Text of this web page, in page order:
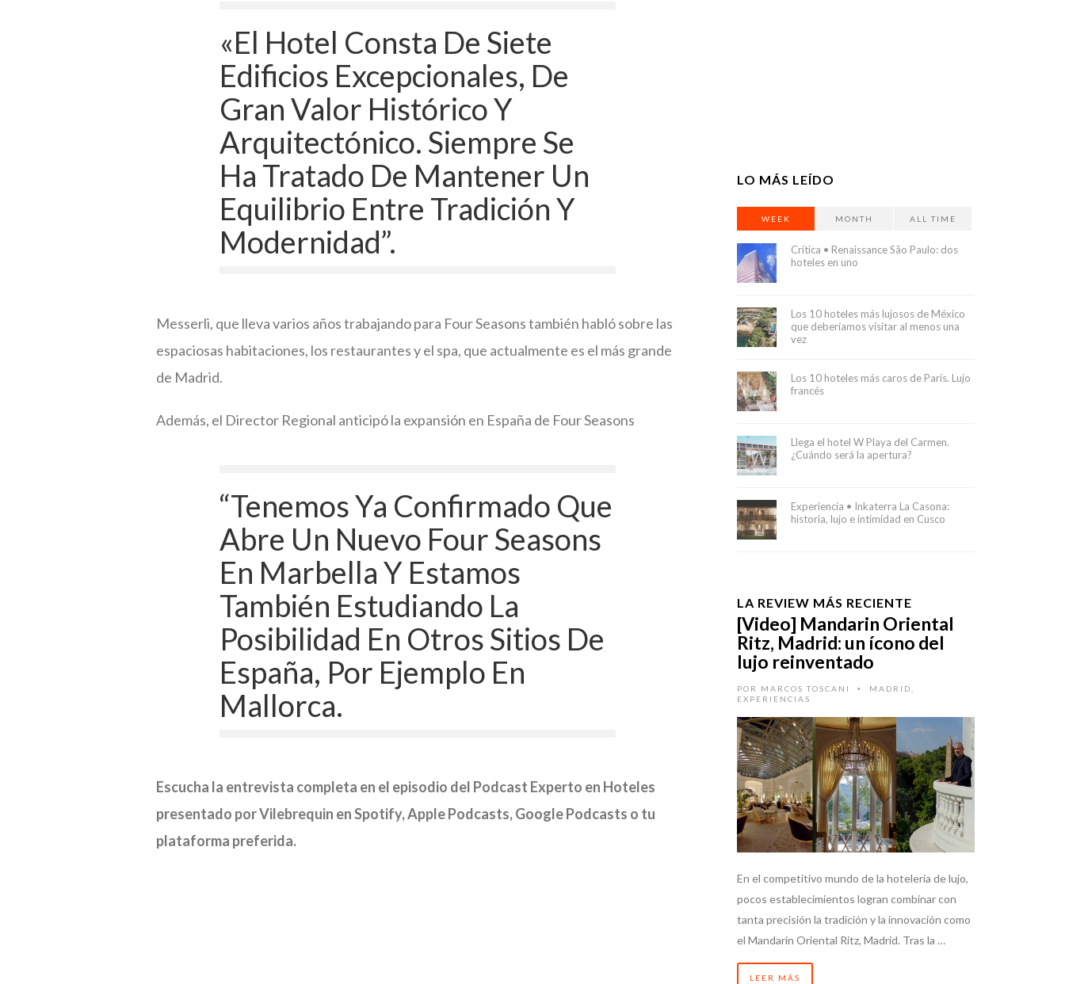
«El Hotel Consta De Siete
Edificios Excepcionales, De
Gran Valor Histórico Y
Arquitectónico. Siempre Se
Ha Tratado De Mantener Un
Equilibrio Entre Tradición Y
Modernidad”.
Messerli, que lleva varios años trabajando para Four Seasons también habló sobre las
espaciosas habitaciones, los restaurantes y el spa, que actualmente es el más grande
de Madrid.
Además, el Director Regional anticipó la expansión en España de Four Seasons
“Tenemos Ya Confirmado Que
Abre Un Nuevo Four Seasons
En Marbella Y Estamos
También Estudiando La
Posibilidad En Otros Sitios De
España, Por Ejemplo En
Mallorca.
Escucha la entrevista completa en el episodio del Podcast Experto en Hoteles
presentado por Vilebrequin en Spotify, Apple Podcasts, Google Podcasts o tu
plataforma preferida.
LO MÁS LEÍDO
WEEK MONTH ALL TIME
Crítica • Renaissance São Paulo: dos
hoteles en uno
Los 10 hoteles más lujosos de México
que deberíamos visitar al menos una
vez
Los 10 hoteles más caros de París. Lujo
francés
Llega el hotel W Playa del Carmen.
¿Cuándo será la apertura?
Experiencia • Inkaterra La Casona:
historia, lujo e intimidad en Cusco
LA REVIEW MÁS RECIENTE
[Video] Mandarin Oriental
Ritz, Madrid: un ícono del
lujo reinventado
POR MARCOS TOSCANI • MADRID
EXPERIENCIAS
En el competitivo mundo de la hotelería de lujo,
pocos establecimientos logran combinar con
tanta precisión la tradición y la innovación como
el Mandarin Oriental Ritz, Madrid. Tras la …
LEER MÁS